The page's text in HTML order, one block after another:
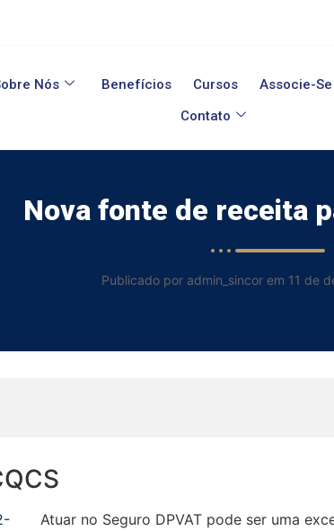
Nós Benefícios Cursos Associe-Se
Contato
Nova fonte de receita
Publicado por admin_sincor em 11 de
Atuar no Seguro DPVAT pode ser uma